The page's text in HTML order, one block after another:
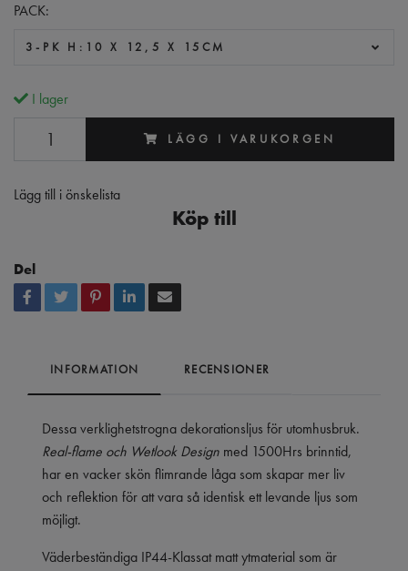
PACK:
3-PK H:10 X 12,5 X 15CM
I lager
LÄGG I VARUKORGEN
Lägg till i önskelista
Köp till
Del
INFORMATION RECENSIONER
Dessa verklighetstrogna dekorationsljus för utomhusbruk.
Real-flame och Wetlook Design med 1500Hrs brinntid,
har en vacker skön flimrande låga som skapar mer liv
och reflektion för att vara så identisk ett levande ljus som
möjligt.
Väderbeständiga IP44-Klassat matt ytmaterial som är